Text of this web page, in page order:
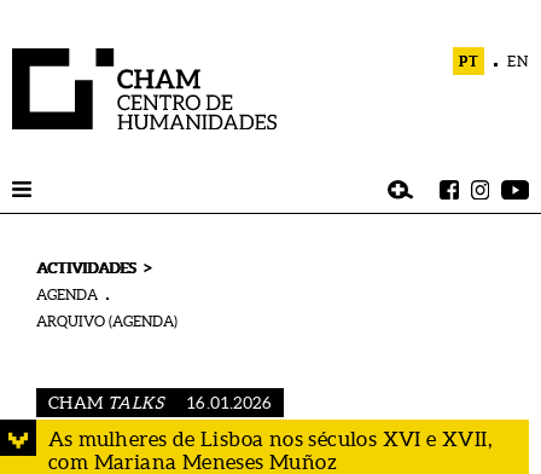
PT EN
ACTIVIDADES >
AGENDA
ARQUIVO (AGENDA)
CHAM TALKS 16.01.2026
As mulheres de Lisboa nos séculos XVI e XVII,
com Mariana Meneses Muñoz